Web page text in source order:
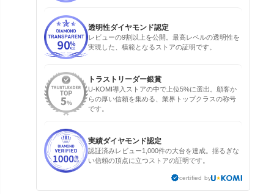
透明性ダイヤモンド認定
レビューの9割以上を公開。最高レベルの透明性を
実現した、模範となるストアの証明です。
トラストリーダー銀賞
U-KOMI導入ストアの中で上位5%に選出。顧客か
らの厚い信頼を集める、業界トップクラスの称号
です。
実績ダイヤモンド認定
認証済みレビュー1,000件の大台を達成。揺るぎな
い信頼の頂点に立つストアの証明です。
certified by